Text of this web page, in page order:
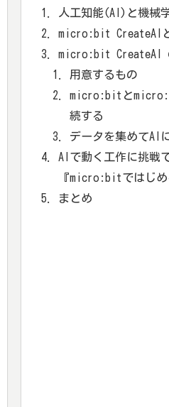
人工知能(AI)と機械
micro:bit CreateAI
micro:bit CreateAI
用意するもの
micro:bitと
続する
データを集めてAI
AIで動く工作に挑戦
『micro:bitではじめ
まとめ